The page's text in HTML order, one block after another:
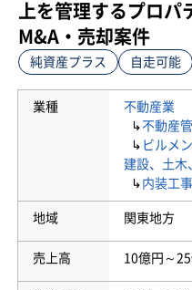
上を管理するプロ
M&A・売却案件
純資産プラス 自走可能
業種
不動産業
↳ 不動産
↳ ビルメ
建設、土木
↳ 内装工
地域 関東地方
売上高 10億円～